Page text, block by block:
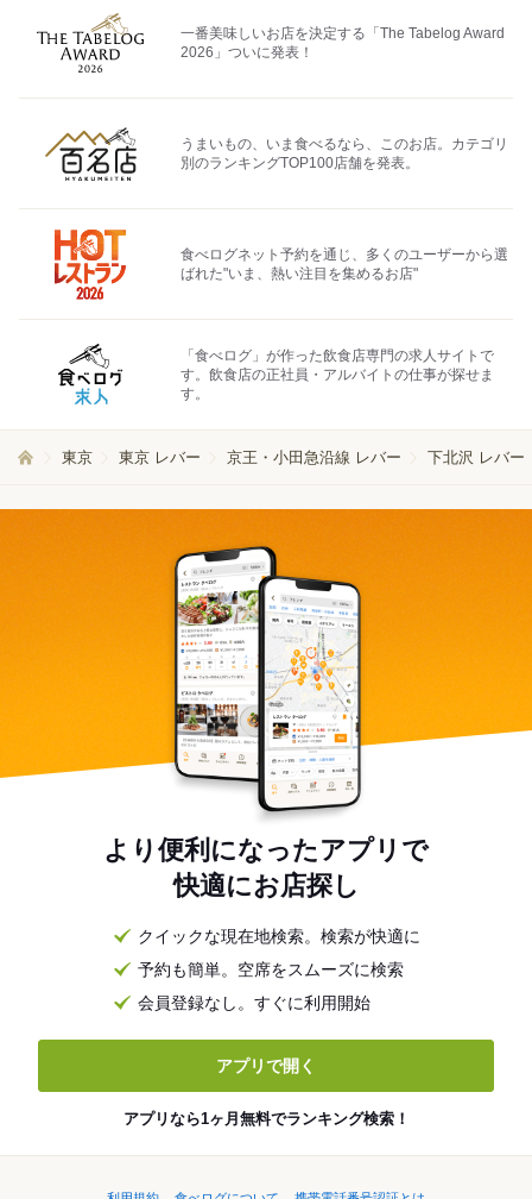
一番美味しいお店を決定する「The Tabelog Award
2026」ついに発表！
うまいもの、いま食べるなら、このお店。カテゴリ
別のランキングTOP100店舗を発表。
食べログネット予約を通じ、多くのユーザーから選
ばれた"いま、熱い注目を集めるお店"
「食べログ」が作った飲食店専門の求人サイトで
す。飲食店の正社員・アルバイトの仕事が探せま
す。
東京 東京 レバー 京王・小田急沿線 レバー 下北沢 レバー
より便利になったアプリで
快適にお店探し
クイックな現在地検索。検索が快適に
予約も簡単。空席をスムーズに検索
会員登録なし。すぐに利用開始
アプリで開く
アプリなら1ヶ月無料でランキング検索！